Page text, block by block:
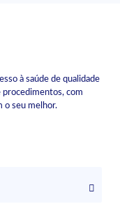
à saúde de qualidade
procedimentos, com
o seu melhor.